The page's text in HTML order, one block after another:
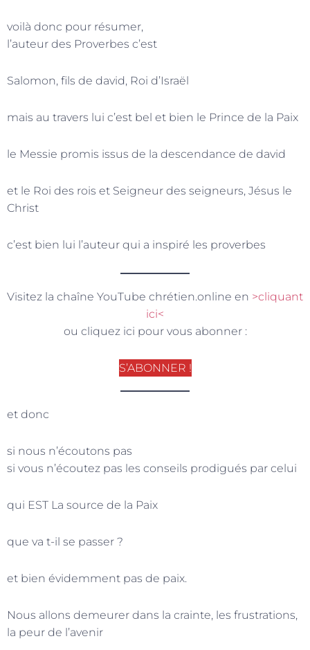
voilà donc pour résumer,
l’auteur des Proverbes c’est
Salomon, fils de david, Roi d’Israël
mais au travers lui c’est bel et bien le Prince de la Paix
le Messie promis issus de la descendance de david
et le Roi des rois et Seigneur des seigneurs, Jésus le
Christ
c’est bien lui l’auteur qui a inspiré les proverbes
Visitez la chaîne YouTube chrétien.online en >cliquant
ici<
ou cliquez ici pour vous abonner :
S’ABONNER !
et donc
si nous n’écoutons pas
si vous n’écoutez pas les conseils prodigués par celui
qui EST La source de la Paix
que va t-il se passer ?
et bien évidemment pas de paix.
Nous allons demeurer dans la crainte, les frustrations,
la peur de l’avenir